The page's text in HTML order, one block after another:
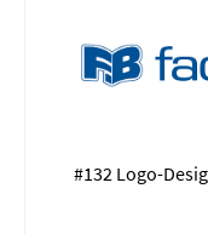
#132 Logo-